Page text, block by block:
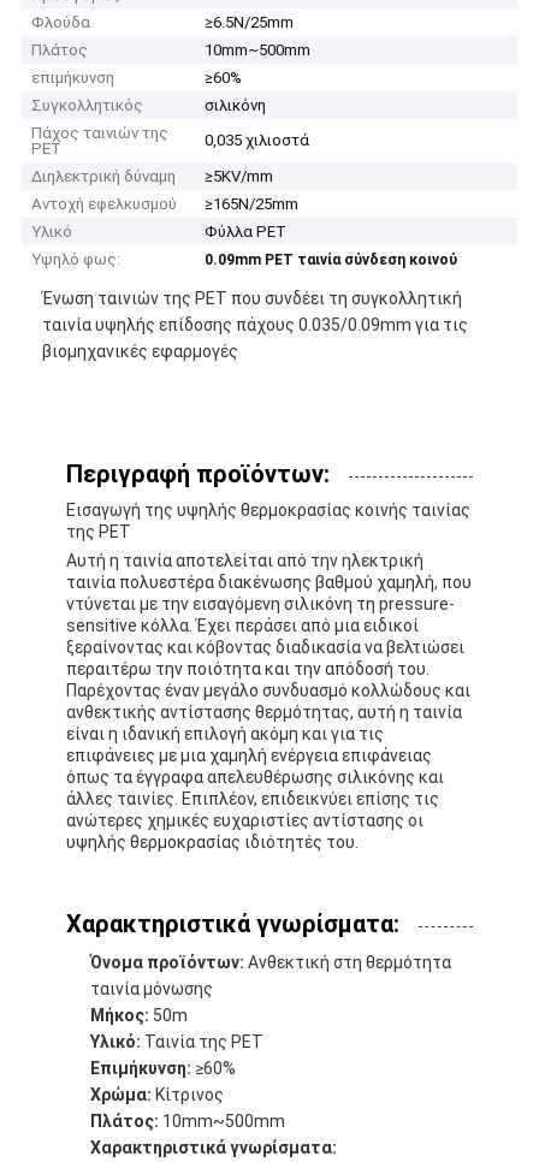
Φλούδα
≥6.5N/25mm
Πλάτος
10mm~500mm
επιμήκυνση
≥60%
Συγκολλητικός
σιλικόνη
Πάχος ταινιών της
PET
0,035 χιλιοστά
Διηλεκτρική δύναμη
≥5KV/mm
Αντοχή εφελκυσμού
≥165N/25mm
Υλικό
Φύλλα PET
Υψηλό φως:
0.09mm PET ταινία σύνδεση κοινού
Ένωση ταινιών της PET που συνδέει τη συγκολλητική
ταινία υψηλής επίδοσης πάχους 0.035/0.09mm για τις
βιομηχανικές εφαρμογές
Περιγραφή προϊόντων:
Εισαγωγή της υψηλής θερμοκρασίας κοινής ταινίας
της PET
Αυτή η ταινία αποτελείται από την ηλεκτρική
ταινία πολυεστέρα διακένωσης βαθμού χαμηλή, που
ντύνεται με την εισαγόμενη σιλικόνη τη pressure-
sensitive κόλλα. Έχει περάσει από μια ειδικοί
ξεραίνοντας και κόβοντας διαδικασία να βελτιώσει
περαιτέρω την ποιότητα και την απόδοσή του.
Παρέχοντας έναν μεγάλο συνδυασμό κολλώδους και
ανθεκτικής αντίστασης θερμότητας, αυτή η ταινία
είναι η ιδανική επιλογή ακόμη και για τις
επιφάνειες με μια χαμηλή ενέργεια επιφάνειας
όπως τα έγγραφα απελευθέρωσης σιλικόνης και
άλλες ταινίες. Επιπλέον, επιδεικνύει επίσης τις
ανώτερες χημικές ευχαριστίες αντίστασης οι
υψηλής θερμοκρασίας ιδιότητές του.
Χαρακτηριστικά γνωρίσματα:
Όνομα προϊόντων: Ανθεκτική στη θερμότητα
ταινία μόνωσης
Μήκος: 50m
Υλικό: Ταινία της PET
Επιμήκυνση: ≥60%
Χρώμα: Κίτρινος
Πλάτος: 10mm~500mm
Χαρακτηριστικά γνωρίσματα: